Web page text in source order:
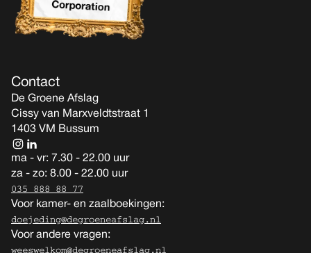
Contact
De Groene Afslag
Cissy van Marxveldtstraat 1
1403 VM Bussum
ma - vr: 7.30 - 22.00 uur
za - zo: 8.00 - 22.00 uur
035 888 88 77
Voor kamer- en zaalboekingen:
doejeding@degroeneafslag.nl
Voor andere vragen:
weeswelkom@degroeneafslag.nl